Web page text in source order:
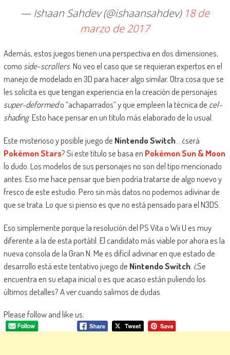
— Ishaan Sahdev (@ishaansahdev) 18 de
marzo de 2017
Además, estos juegos tienen una perspectiva en dos dimensiones,
como side-scrollers. No veo el caso que se requieran expertos en el
manejo de modelado en 3D para hacer algo similar. Otra cosa que se
les solicita es que tengan experiencia en la creación de personajes
super-deformedo “achaparrados” y que empleen la técnica de cel-
shading. Esto hace pensar en un título más elaborado de lo usual.
Este misterioso y posible juego de Nintendo Switch… ¿será
Pokémon Stars? Si este título se basa en Pokémon Sun & Moon
lo dudo. Los modelos de sus personajes no son del tipo mencionado
antes. Eso me hace pensar que bien podría tratarse de algo nuevo y
fresco de este estudio. Pero sin más datos no podemos adivinar de
que se trata. Lo que si pienso es que no está pensado para el N3DS.
Eso simplemente porque la resolución del PS Vita o Wii U es muy
diferente a la de esta portátil. El candidato más viable por ahora es la
nueva consola de la Gran N. Me es difícil adivinar en que estado de
desarrollo está este tentativo juego de Nintendo Switch. ¿Se
encuentra en su etapa inicial o es que acaso están puliendo los
últimos detalles? A ver cuando salimos de dudas.
Please follow and like us: